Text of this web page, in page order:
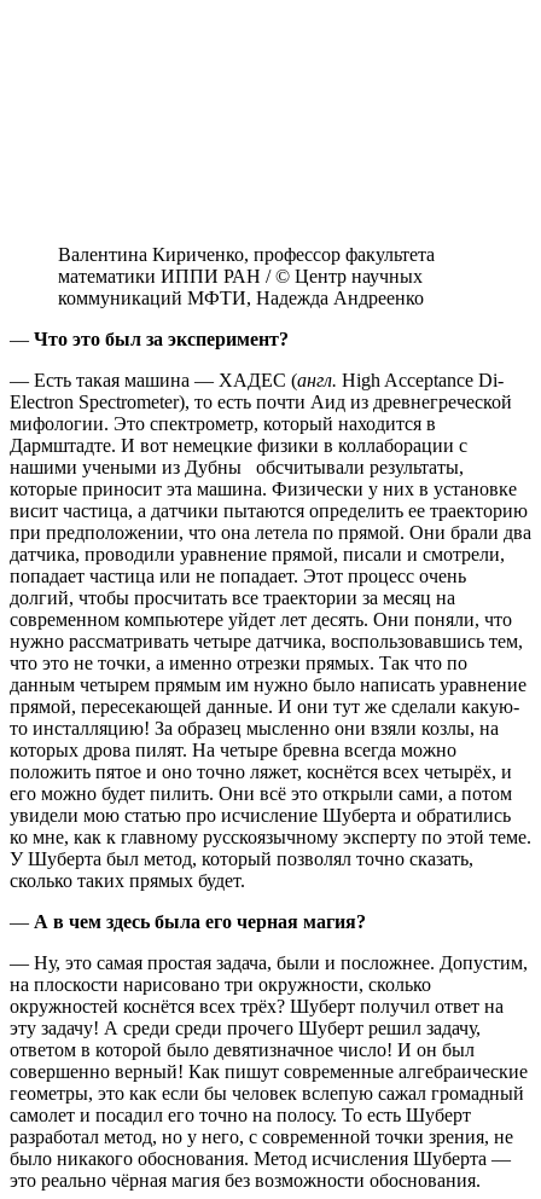
Валентина Кириченко, профессор факультета
математики ИППИ РАН / © Центр научных
коммуникаций МФТИ, Надежда Андреенко
— Что это был за эксперимент?
— Есть такая машина — ХАДЕС (англ. High Acceptance Di-
Electron Spectrometer), то есть почти Аид из древнегреческой
мифологии. Это спектрометр, который находится в
Дармштадте. И вот немецкие физики в коллаборации с
нашими учеными из Дубны обсчитывали результаты,
которые приносит эта машина. Физически у них в установке
висит частица, а датчики пытаются определить ее траекторию
при предположении, что она летела по прямой. Они брали два
датчика, проводили уравнение прямой, писали и смотрели,
попадает частица или не попадает. Этот процесс очень
долгий, чтобы просчитать все траектории за месяц на
современном компьютере уйдет лет десять. Они поняли, что
нужно рассматривать четыре датчика, воспользовавшись тем,
что это не точки, а именно отрезки прямых. Так что по
данным четырем прямым им нужно было написать уравнение
прямой, пересекающей данные. И они тут же сделали какую-
то инсталляцию! За образец мысленно они взяли козлы, на
которых дрова пилят. На четыре бревна всегда можно
положить пятое и оно точно ляжет, коснётся всех четырёх, и
его можно будет пилить. Они всё это открыли сами, а потом
увидели мою статью про исчисление Шуберта и обратились
ко мне, как к главному русскоязычному эксперту по этой теме.
У Шуберта был метод, который позволял точно сказать,
сколько таких прямых будет.
— А в чем здесь была его черная магия?
— Ну, это самая простая задача, были и посложнее. Допустим,
на плоскости нарисовано три окружности, сколько
окружностей коснётся всех трёх? Шуберт получил ответ на
эту задачу! А среди среди прочего Шуберт решил задачу,
ответом в которой было девятизначное число! И он был
совершенно верный! Как пишут современные алгебраические
геометры, это как если бы человек вслепую сажал громадный
самолет и посадил его точно на полосу. То есть Шуберт
разработал метод, но у него, с современной точки зрения, не
было никакого обоснования. Метод исчисления Шуберта —
это реально чёрная магия без возможности обоснования.